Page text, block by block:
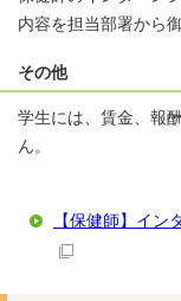
内容を担当部署から
その他
学生には、賃金、報
ん。
【保健師】イン